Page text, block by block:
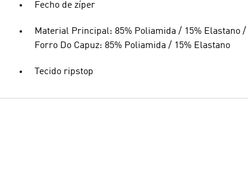
Fecho de zíper
Material Principal: 85% Poliamida / 15% Elastano /
Forro Do Capuz: 85% Poliamida / 15% Elastano
Tecido ripstop